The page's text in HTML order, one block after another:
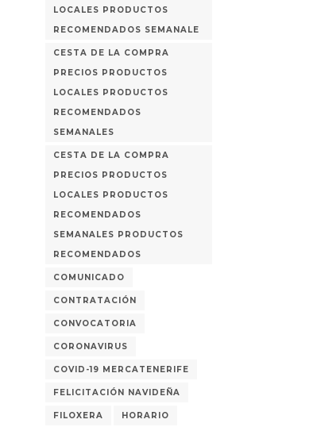
LOCALES PRODUCTOS
RECOMENDADOS SEMANALE
CESTA DE LA COMPRA
PRECIOS PRODUCTOS
LOCALES PRODUCTOS
RECOMENDADOS
SEMANALES
CESTA DE LA COMPRA
PRECIOS PRODUCTOS
LOCALES PRODUCTOS
RECOMENDADOS
SEMANALES PRODUCTOS
RECOMENDADOS
COMUNICADO
CONTRATACIÓN
CONVOCATORIA
CORONAVIRUS
COVID-19 MERCATENERIFE
FELICITACIÓN NAVIDEÑA
FILOXERA HORARIO